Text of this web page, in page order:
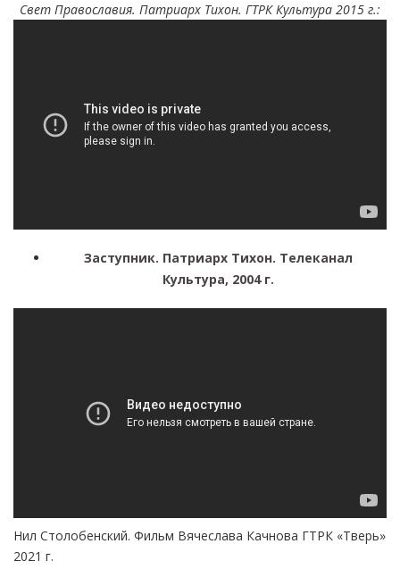
Свет Православия. Патриарх Тихон. ГТРК Культура 2015 г.:
Заступник. Патриарх Тихон. Телеканал
Культура, 2004 г.
Нил Столобенский. Фильм Вячеслава Качнова ГТРК «Тверь»
2021 г.